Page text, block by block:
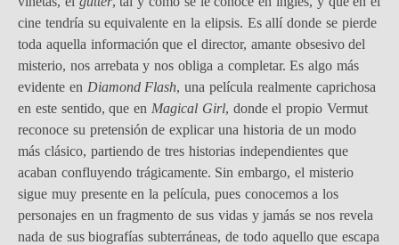
cine tendría su equivalente en la elipsis. Es allí donde se pierde
toda aquella información que el director, amante obsesivo del
misterio, nos arrebata y nos obliga a completar. Es algo más
evidente en Diamond Flash, una película realmente caprichosa
en este sentido, que en Magical Girl, donde el propio Vermut
reconoce su pretensión de explicar una historia de un modo
más clásico, partiendo de tres historias independientes que
acaban confluyendo trágicamente. Sin embargo, el misterio
sigue muy presente en la película, pues conocemos a los
personajes en un fragmento de sus vidas y jamás se nos revela
nada de sus biografías subterráneas, de todo aquello que escapa